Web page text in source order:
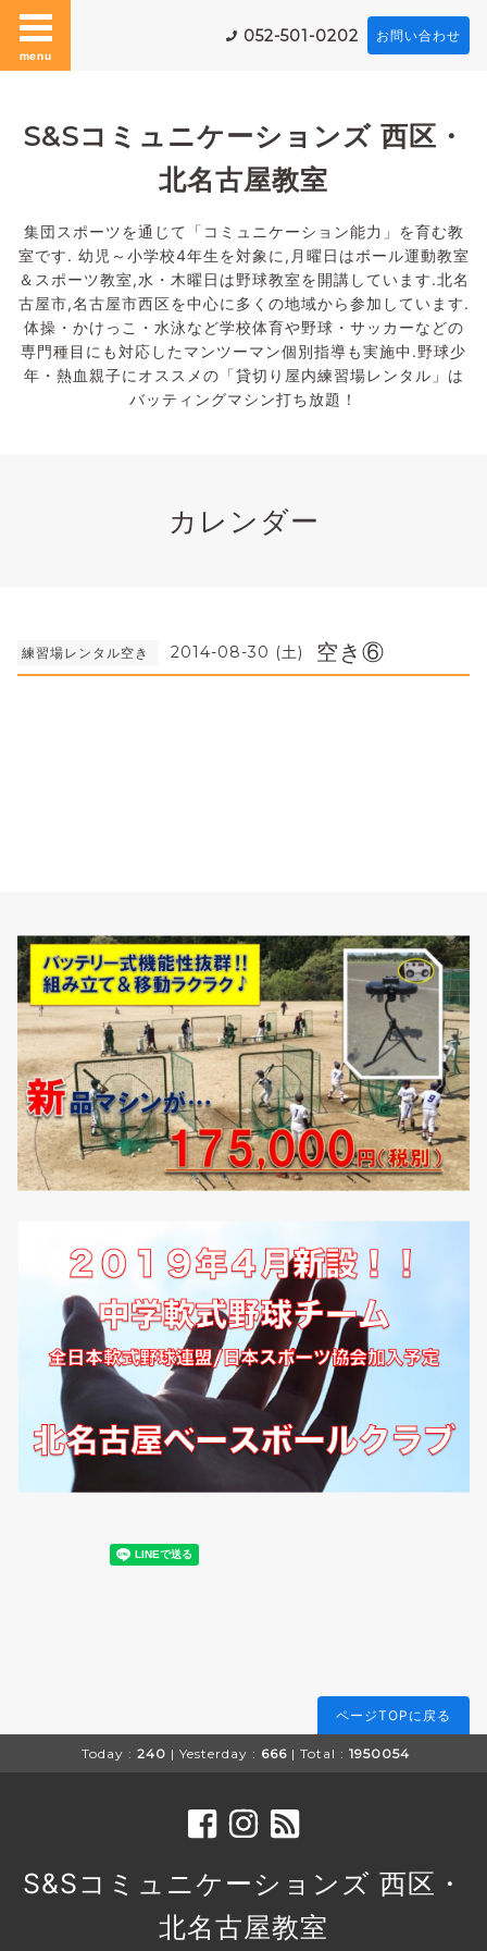
menu
052-501-0202 お問い合わせ
S&Sコミュニケーションズ 西区・
北名古屋教室
集団スポーツを通じて「コミュニケーション能力」を育む教
室です. 幼児～小学校4年生を対象に,月曜日はボール運動教室
＆スポーツ教室,水・木曜日は野球教室を開講しています.北名
古屋市,名古屋市西区を中心に多くの地域から参加しています.
体操・かけっこ・水泳など学校体育や野球・サッカーなどの
専門種目にも対応したマンツーマン個別指導も実施中.野球少
年・熱血親子にオススメの「貸切り屋内練習場レンタル」は
バッティングマシン打ち放題！
カレンダー
練習場レンタル空き 2014-08-30 (土) 空き⑥
ページTOPに戻る
Today : 240 | Yesterday : 666 | Total : 1950054
S&Sコミュニケーションズ 西区・
北名古屋教室